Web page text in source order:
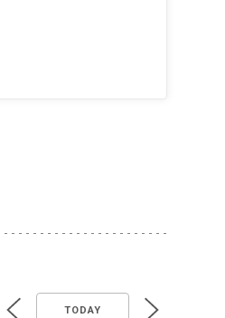
TODAY